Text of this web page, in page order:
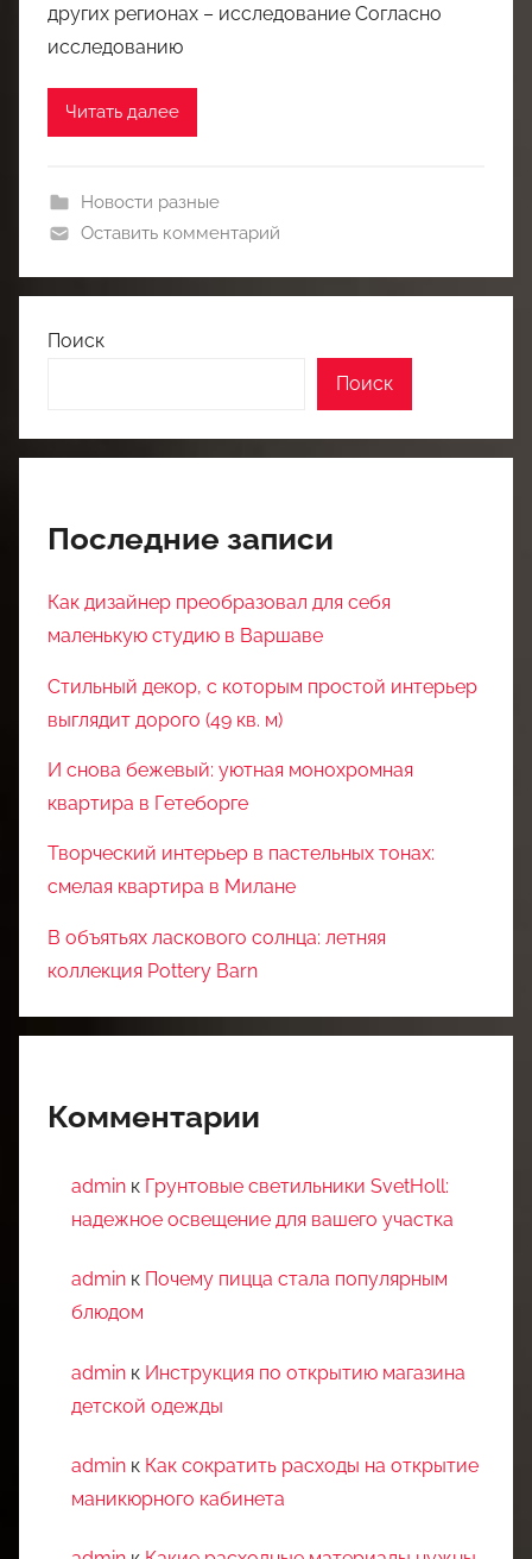
других регионах – исследование Согласно
исследованию
Читать далее
Новости разные
Оставить комментарий
Поиск
Поиск
Последние записи
Как дизайнер преобразовал для себя
маленькую студию в Варшаве
Стильный декор, с которым простой интерьер
выглядит дорого (49 кв. м)
И снова бежевый: уютная монохромная
квартира в Гетеборге
Творческий интерьер в пастельных тонах:
смелая квартира в Милане
В объятьях ласкового солнца: летняя
коллекция Pottery Barn
Комментарии
admin к Грунтовые светильники SvetHoll:
надежное освещение для вашего участка
admin к Почему пицца стала популярным
блюдом
admin к Инструкция по открытию магазина
детской одежды
admin к Как сократить расходы на открытие
маникюрного кабинета